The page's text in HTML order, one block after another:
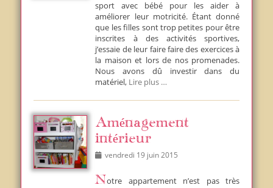
sport avec bébé pour les aider à
améliorer leur motricité. Étant donné
que les filles sont trop petites pour être
inscrites à des activités sportives,
j’essaie de leur faire faire des exercices à
la maison et lors de nos promenades.
Nous avons dû investir dans du
matériel, Lire plus …
Aménagement
intérieur
Posted
vendredi 19 juin 2015
Notre appartement n’est pas très